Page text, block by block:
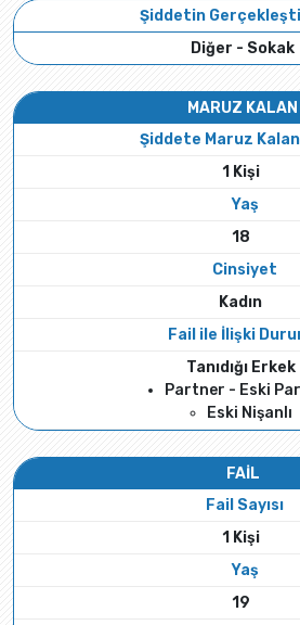
Şiddetin
Diğer - Sokak
MARUZ KALAN
Şiddete Maruz Kalan
1 Kişi
Yaş
18
Cinsiyet
Kadın
Fail ile İlişki
Tanıdığı Erkek
Partner - Eski
Eski Nişanlı
FAİL
Fail Sayısı
1 Kişi
Yaş
19